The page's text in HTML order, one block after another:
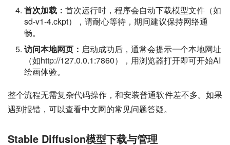
首次加载： 首次运行时，程序会自动下载模型文件（如
sd-v1-4.ckpt），请耐心等待，期间建议保持网络通
畅。
访问本地网页： 启动成功后，通常会提示一个本地网址
（如http://127.0.0.1:7860），用浏览器打开即可开始AI
绘画体验。
整个流程无需复杂代码操作，和安装普通软件差不多。如果
遇到报错，可以查看中文网的常见问题答疑。
Stable Diffusion模型下载与管理